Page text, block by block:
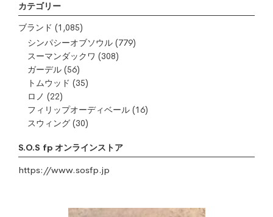
カテゴリー
ブランド (1,085)
シンパシーオブソウル (779)
スーマンダックワ (308)
ガーデル (56)
トムウッド (35)
ロノ (22)
フィリップオーディベール (16)
スウィング (30)
S.O.S fp オンラインストア
https://www.sosfp.jp